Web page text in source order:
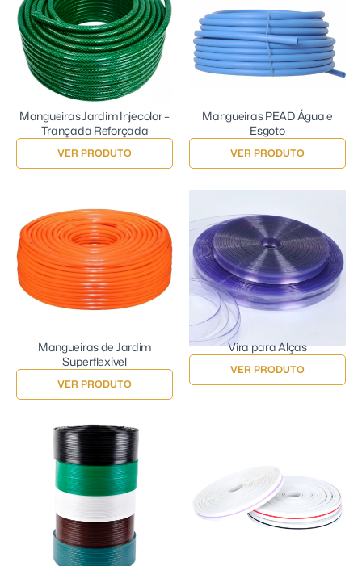
Mangueiras Jardim Injecolor –
Trançada Reforçada
VER PRODUTO
Mangueiras PEAD Água e
Esgoto
VER PRODUTO
Mangueiras de Jardim
Superflexível
VER PRODUTO
Vira para Alças
VER PRODUTO